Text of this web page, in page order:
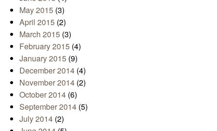
May 2015 (3)
April 2015 (2)
March 2015 (3)
February 2015 (4)
January 2015 (9)
December 2014 (4)
November 2014 (2)
October 2014 (6)
September 2014 (5)
July 2014 (2)